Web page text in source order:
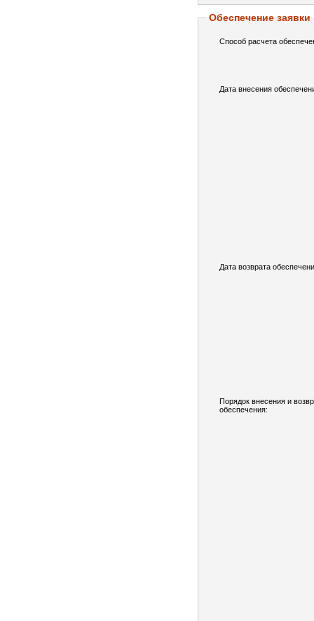
Обеспечение заявки
Способ расчета
Дата внесения
Дата возврата
Порядок внесения и
обеспечения: